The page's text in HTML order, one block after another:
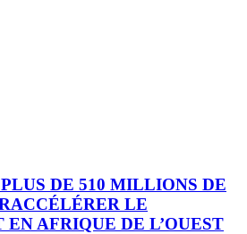
DE 510 MILLIONS DE
LE
AFRIQUE DE L’OUEST